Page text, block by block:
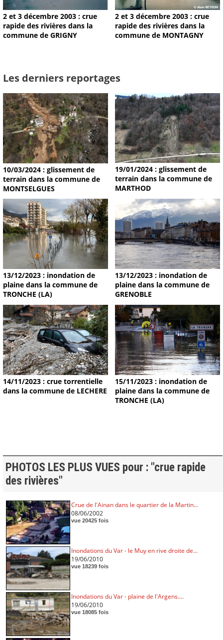
2 et 3 décembre 2003 : crue
rapide des rivières dans la
commune de GRIGNY
2 et 3 décembre 2003 : crue
rapide des rivières dans la
commune de MONTAGNY
Les derniers reportages
10/03/2024 : glissement de
terrain dans la commune de
MONTSELGUES
19/01/2024 : glissement de
terrain dans la commune de
MARTHOD
13/12/2023 : inondation de
plaine dans la commune de
TRONCHE (LA)
13/12/2023 : inondation de
plaine dans la commune de
GRENOBLE
14/11/2023 : crue torrentielle
dans la commune de LECHERE
15/11/2023 : inondation de
plaine dans la commune de
TRONCHE (LA)
PHOTOS LES PLUS VUES pour : "crue rapide
des rivières"
Crue de l'Ainan dans le quartier de la Martin...
08/06/2002
vue 20425 fois
Inondations du Var - le Muy en rive droite de...
19/06/2010
vue 18239 fois
Inondations du Var - plaine de l'Argens....
19/06/2010
vue 18085 fois